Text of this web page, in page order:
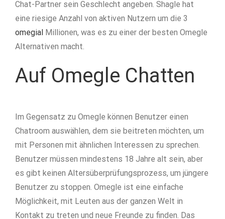
Chat-Partner sein Geschlecht angeben. Shagle hat
eine riesige Anzahl von aktiven Nutzern um die 3
omegial Millionen, was es zu einer der besten Omegle
Alternativen macht.
Auf Omegle Chatten
Im Gegensatz zu Omegle können Benutzer einen
Chatroom auswählen, dem sie beitreten möchten, um
mit Personen mit ähnlichen Interessen zu sprechen.
Benutzer müssen mindestens 18 Jahre alt sein, aber
es gibt keinen Altersüberprüfungsprozess, um jüngere
Benutzer zu stoppen. Omegle ist eine einfache
Möglichkeit, mit Leuten aus der ganzen Welt in
Kontakt zu treten und neue Freunde zu finden. Das